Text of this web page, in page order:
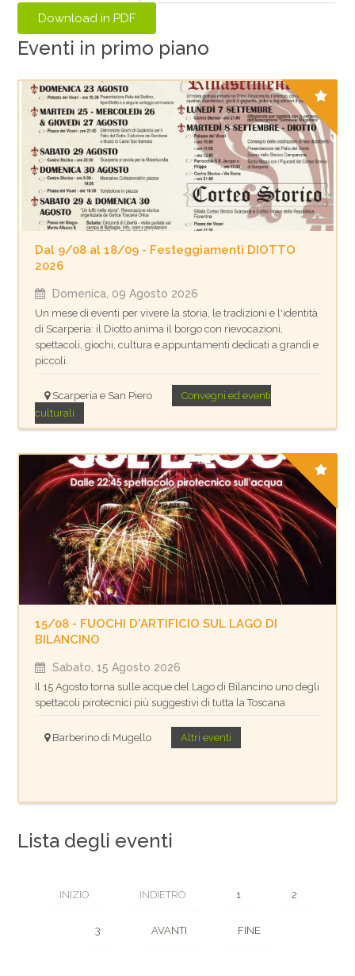
Eventi in primo piano
Dal 9/08 al 18/09 - Festeggiamenti DIOTTO
2026
Domenica, 09 Agosto 2026
Un mese di eventi per vivere la storia, le tradizioni e l'identità
di Scarperia: il Diotto anima il borgo con rievocazioni,
spettacoli, giochi, cultura e appuntamenti dedicati a grandi e
piccoli.
Scarperia e San Piero
Convegni ed eventi
culturali
15/08 - FUOCHI D'ARTIFICIO SUL LAGO DI
BILANCINO
Sabato, 15 Agosto 2026
Il 15 Agosto torna sulle acque del Lago di Bilancino uno degli
spettacoli pirotecnici più suggestivi di tutta la Toscana
Barberino di Mugello Altri eventi
Lista degli eventi
INIZIO INDIETRO 1 2
3 AVANTI FINE